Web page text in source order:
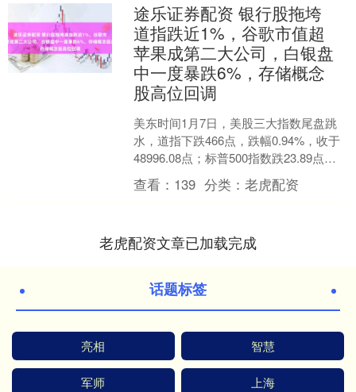
途乐证券配资 银行股拖垮
道指跌近1%，谷歌市值超
苹果成第二大公司，白银盘
中一度暴跌6%，存储概念
股高位回调
美东时间1月7日，美股三大指数尾盘跳
水，道指下跌466点，跌幅0.94%，收于
48996.08点；标普500指数跌23.89点，
跌幅0.34%，收于6920.9....
查看： 139 分类：老虎配资
老虎配资文章已加载完成
话题标签
亮相 智慧
军师 上海